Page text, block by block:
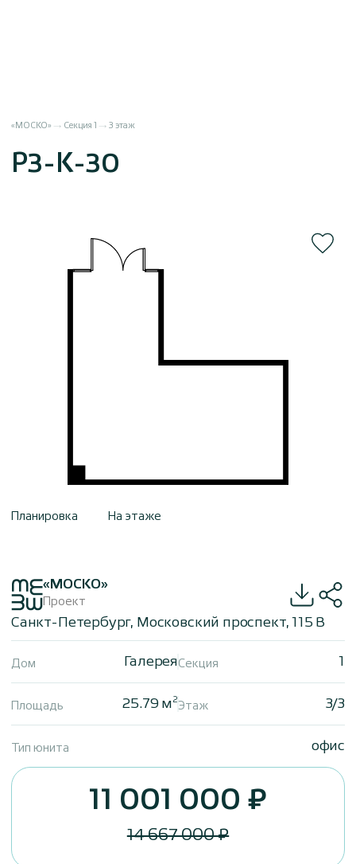
«МОСКО» Секция 1 3 этаж
Р3-К-30
Планировка На этаже
«МОСКО»
Проект
Санкт-Петербург, Московский проспект, 115 В
Галерея
Дом 1
Секция
25.79 м 2
Площадь 3/3
Этаж
офис
Тип юнита
11 001 000 ₽
14 667 000 ₽